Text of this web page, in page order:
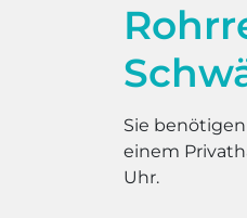
Sie
einem
Uhr.